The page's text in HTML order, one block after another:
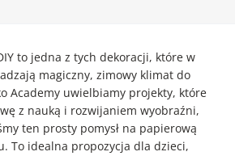
to jedna z tych dekoracji, które w
magiczny, zimowy klimat do
Academy uwielbiamy projekty, które
z nauką i rozwijaniem wyobraźni,
ten prosty pomysł na papierową
To idealna propozycja dla dzieci,